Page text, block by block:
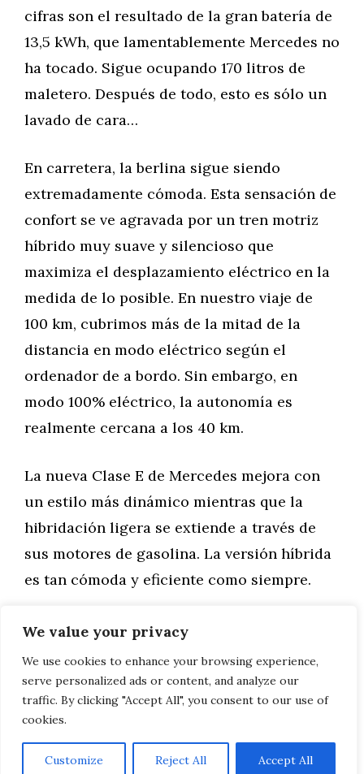
We value your privacy
We use cookies to enhance your browsing experience,
serve personalized ads or content, and analyze our
traffic. By clicking "Accept All", you consent to our use of
cookies.
Customize Reject All Accept All
cifras son el resultado de la gran batería de
13,5 kWh, que lamentablemente Mercedes no
ha tocado. Sigue ocupando 170 litros de
maletero. Después de todo, esto es sólo un
lavado de cara…
En carretera, la berlina sigue siendo
extremadamente cómoda. Esta sensación de
confort se ve agravada por un tren motriz
híbrido muy suave y silencioso que
maximiza el desplazamiento eléctrico en la
medida de lo posible. En nuestro viaje de
100 km, cubrimos más de la mitad de la
distancia en modo eléctrico según el
ordenador de a bordo. Sin embargo, en
modo 100% eléctrico, la autonomía es
realmente cercana a los 40 km.
La nueva Clase E de Mercedes mejora con
un estilo más dinámico mientras que la
hibridación ligera se extiende a través de
sus motores de gasolina. La versión híbrida
es tan cómoda y eficiente como siempre.
Categorías
General,Motor
AUDI A1 CITYCARVER 30 TFSI
VOLVO XC60 B5 AWD
AVISO LEGAL, POLITICA DE PRIVACIDAD, COOKIES